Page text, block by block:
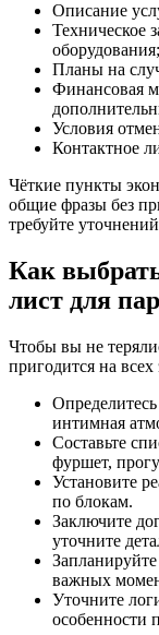
Описание
Техническое
оборудования;
Планы на
Финансовая
Условия
Контактное
Чёткие пункты
общие фразы без
требуйте
Как
лист для
Чтобы вы не
пригодится на
интимная
Составьте
фуршет,
Установите
по блокам.
Заключите
уточните
важных
Уточните
особенности